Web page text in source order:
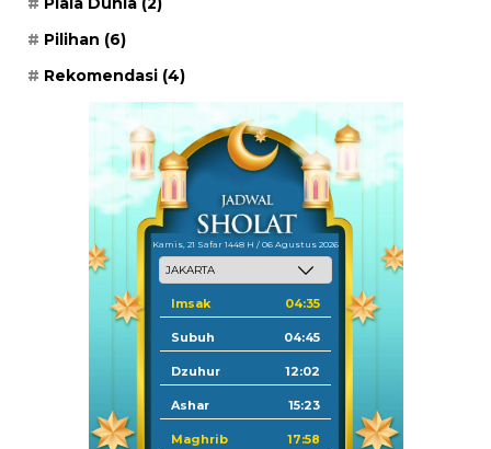
Pilihan (6)
Rekomendasi (4)
Kamis, 21 Safar 1448 H / 06 Agustus 2026
Imsak 04:35
Subuh 04:45
Dzuhur 12:02
Ashar 15:23
Maghrib 17:58